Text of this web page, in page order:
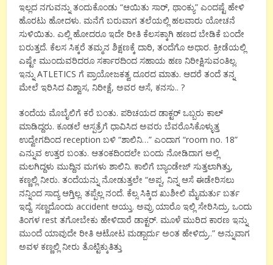
ಇಲ್ಲದ ನಗುವನ್ನು ತಂದುಕೊಂಡು “ಆಯಿತು ಸಾರ್, ಥಾಂಕ್ಯು” ಎಂದಷ್ಟೆ ಹೇಳಿ
ಹೊರಟು ಹೋದಳು. ಮನೆಗೆ ಬರುವಾಗ ತಲೆಯಲ್ಲಿ ಹಲವಾರು ಯೋಚನೆ
ಸುಳಿಯಿತು. ಎಲ್ಲಿ ಹೋದರೂ ಇದೇ ರೀತಿ ಕೆಲಸಕ್ಕಾಗಿ ಹಣದ ಬೇಡಿಕೆ ಬಂದೇ
ಬರುತ್ತದೆ. ಕೆಲಸ ಸಿಕ್ಕರೆ ತಮ್ಮನ ಶಿಕ್ಷಣಕ್ಕೆ ದಾರಿ, ತಂದೆಗೊ ಅಧಾರ. ಕ್ರೀಡೆಯಲ್ಲಿ
ಎಷ್ಟೇ ಮುಂದುವರಿದರೂ ಸರ್ಕಾರದಿಂದ ಸಹಾಯ ಹಣ ನಿರೀಕ್ಷಿಸುವಂತಿಲ್ಲ.
ಇನ್ನು ATLETICS ಗೆ ಪ್ರಾಯೋಜಕತ್ವ ದೂರದ ಮಾತು. ಆದರೆ ತಂದೆ ತನ್ನ
ಮೇಲೆ ಇರಿಸಿದ ವಿಶ್ವಾಸ, ನಿರೀಕ್ಷೆ, ಅವರ ಆಸೆ, ಕನಸು.. ?
ತಂದೆಯ ಮೊಬೈಲಿಗೆ ಕರೆ ಬಂತು. ಪರಿಚಯದ ಡಾಕ್ಟರ್ ಒಬ್ಬರು ಕಾಲ್
ಮಾಡಿದ್ದರು. ಕೂಡಲೆ ಆಸ್ಪತ್ರೆಗೆ ಧಾವಿಸಿದ ಅವರು ಬೆವರೊಸಿಕೊಳ್ಳುತ್ತ
ಉದ್ವೇಗದಿಂದ reception ಬಳಿ “ಶಾಲಿನಿ…” ಎಂದಾಗ “room no. 18”
ಎನ್ನುವ ಉತ್ತರ ಬಂತು. ಆತಂಕದಿಂದಲೇ ಬಂದು ನೋಡಿದಾಗ ಅಲ್ಲಿ
ಮಲಗಿದ್ದಳು ಮುದ್ದಿನ ಮಗಳು ಶಾಲಿನಿ. ಕಾಲಿಗೆ ಬ್ಯಾಂಡೇಜ್ ಸುತ್ತಲಾಗಿತ್ತು,
ಕಣ್ಣಲ್ಲಿ ನೀರು. ತಂದೆಯನ್ನು ನೋಡುತ್ತಲೇ “ಅಪ್ಪ, ನಿನ್ನ ಆಸೆ ಈಡೇರಿಸಲು
ನನ್ನಿಂದ ಸಾದ್ಯ ಆಗ್ತಿಲ್ಲ. ತಪ್ಪೆಲ್ಲ ನಂದೆ. ಕೆಲ್ಸ ಸಿಕ್ಕಿದ ಖುಶೀಲಿ ಮೈಮರ್ತು ಬರ್ತ
ಇದ್ದೆ. ಸಣ್ಣದೊಂದು accident ಆಯ್ತು. ಅವ್ರು ಯಾರೊ ಇಲ್ಲಿ ಸೇರಿಸಿದ್ರು. ಒಂದು
ತಿಂಗಳ rest ತಗೋಬೇಕು ಹೇಳಿದಾರೆ ಡಾಕ್ಟರ್. ಮೂಳೆ ಮುರಿದ ಕಾರಣ ಇನ್ನು
ಮುಂದೆ ಯಾವುದೇ ರೀತಿ ಆಟೋಟ ಮಡ್ಬಾರ್ದು ಅಂತ ಹೇಳಿದ್ರು..” ಅನ್ನುವಾಗ
ಅವಳ ಕಣ್ಣಲ್ಲಿ ನೀರು ತೊಟ್ಟಿಕ್ಕುತಿತ್ತು